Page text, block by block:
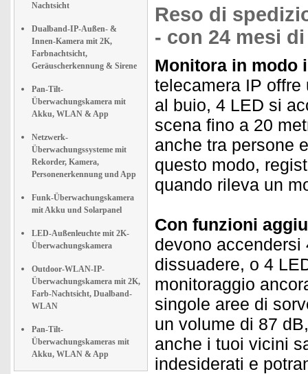
Nachtsicht
Dualband-IP-Außen- &
Innen-Kamera mit 2K,
Farbnachtsicht,
Geräuscherkennung & Sirene
Pan-Tilt-
Überwachungskamera mit
Akku, WLAN & App
Netzwerk-
Überwachungssysteme mit
Rekorder, Kamera,
Personenerkennung und App
Funk-Überwachungskamera
mit Akku und Solarpanel
LED-Außenleuchte mit 2K-
Überwachungskamera
Outdoor-WLAN-IP-
Überwachungskamera mit 2K,
Farb-Nachtsicht, Dualband-
WLAN
Pan-Tilt-
Überwachungskameras mit
Akku, WLAN & App
Reso di
- con 24 mesi
Monitora in modo
telecamera IP
al buio, 4 LED si
scena fino a 20
anche tra persone
questo modo,
quando rileva un
Con funzioni
devono
dissuadere, o 4
monitoraggio
singole aree di
un volume di 87
anche i tuoi vicini
indesiderati e